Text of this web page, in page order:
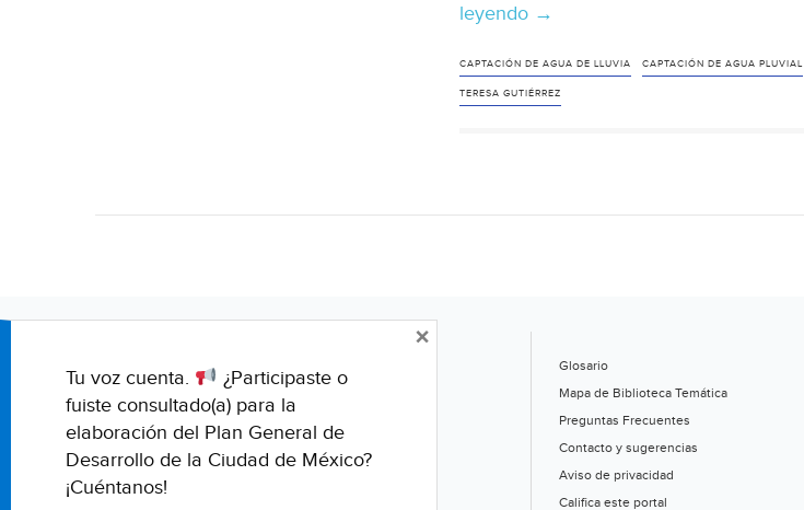
leyendo Violencia
desigualdades
sociales:
grandes
América
Latina
→
CAPTACIÓN DE AGUA DE LLUVIA CAPTACIÓN DE AGUA PLUVIAL
TERESA GUTIÉRREZ
Glosario
Mapa de Biblioteca Temática
Preguntas Frecuentes
Contacto y sugerencias
Aviso de privacidad
Califica este portal
Tu voz cuenta.
¿Participaste o
fuiste consultado(a) para la
elaboración del Plan General de
Desarrollo de la Ciudad de México?
¡Cuéntanos!
×